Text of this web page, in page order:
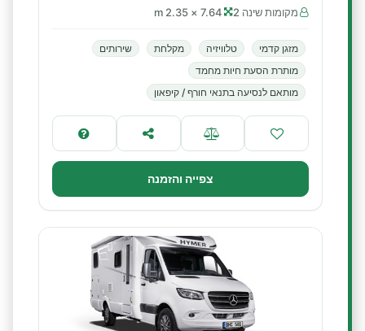
מקומות שינה 2 7.64 × 2.35 m
מזגן קדמי טלוויזיה מקלחת
שירותים
מותרת הסעת חיות מחמד
מותאם לנסיעה בתנאי חורף / קיפאון
צפייה והזמנה